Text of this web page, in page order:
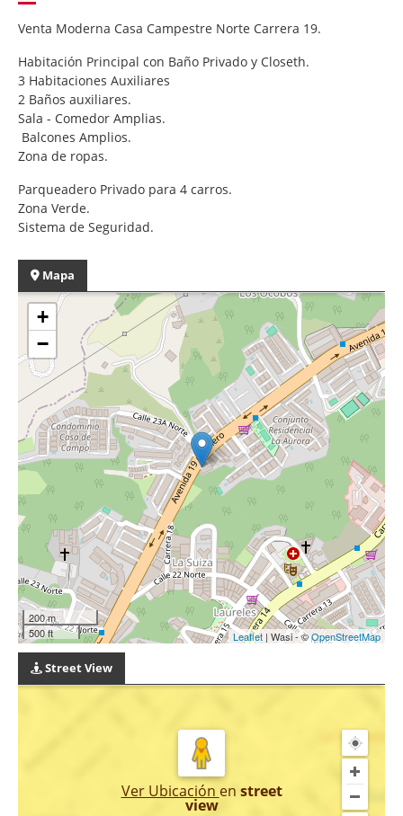
Venta Moderna Casa Campestre Norte Carrera 19.
Habitación Principal con Baño Privado y Closeth.
3 Habitaciones Auxiliares
2 Baños auxiliares.
Sala - Comedor Amplias.
Balcones Amplios.
Zona de ropas.
Parqueadero Privado para 4 carros.
Zona Verde.
Sistema de Seguridad.
Mapa
+
−
200 m
500 ft
Leaflet | Wasi - ©OpenStreetMap
Street View
Ver Ubicación en street
view